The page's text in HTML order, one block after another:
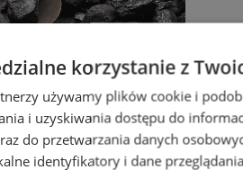
węglowy
korzystanie z
używamy plików cookie i
i uzyskiwania dostępu do
do przetwarzania danych
identyfikatory i dane